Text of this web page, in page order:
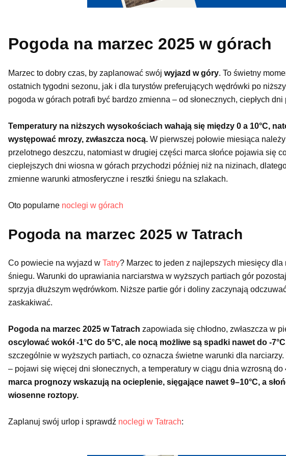
Pogoda na marzec 2025 w górach
Marzec to dobry czas, by zaplanować swój wyjazd w góry. To świetny
ostatnich tygodni sezonu, jak i dla turystów preferujących wędrówki po
pogoda w górach potrafi być bardzo zmienna – od słonecznych, ciepłych
Temperatury na niższych wysokościach wahają się między 0 a 10°C,
występować mrozy, zwłaszcza nocą. W pierwszej połowie miesiąca
przelotnego deszczu, natomiast w drugiej części marca słońce pojawia się
cieplejszych dni wiosna w górach przychodzi później niż na nizinach,
zmienne warunki atmosferyczne i resztki śniegu na szlakach.
Oto popularne noclegi w górach
Pogoda na marzec 2025 w Tatrach
Co powiecie na wyjazd w Tatry? Marzec to jeden z najlepszych miesięcy
śniegu. Warunki do uprawiania narciarstwa w wyższych partiach gór
sprzyja dłuższym wędrówkom. Niższe partie gór i doliny zaczynają
zaskakiwać.
Pogoda na marzec 2025 w Tatrach zapowiada się chłodno, zwłaszcza w
oscylować wokół -1°C do 5°C, ale nocą możliwe są spadki nawet do -
szczególnie w wyższych partiach, co oznacza świetne warunki dla
– pojawi się więcej dni słonecznych, a temperatury w ciągu dnia wzrosną
marca prognozy wskazują na ocieplenie, sięgające nawet 9–10°C, a
wiosenne roztopy.
Zaplanuj swój urlop i sprawdź noclegi w Tatrach: